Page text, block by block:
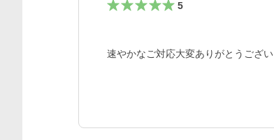
5
速やかなご対応大変ありがとうござい